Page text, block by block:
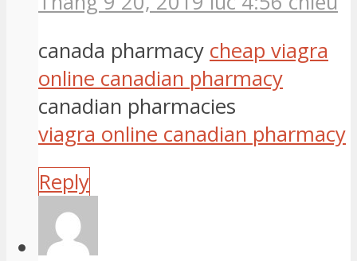
canada pharmacy cheap viagra
online canadian pharmacy
canadian pharmacies
viagra online canadian pharmacy
Reply